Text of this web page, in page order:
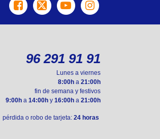
96 291 91 91
Lunes a viernes
8:00h a 21:00h
fin de semana y festivos
9:00h a 14:00h y 16:00h a 21:00h
pérdida o robo de tarjeta: 24 horas